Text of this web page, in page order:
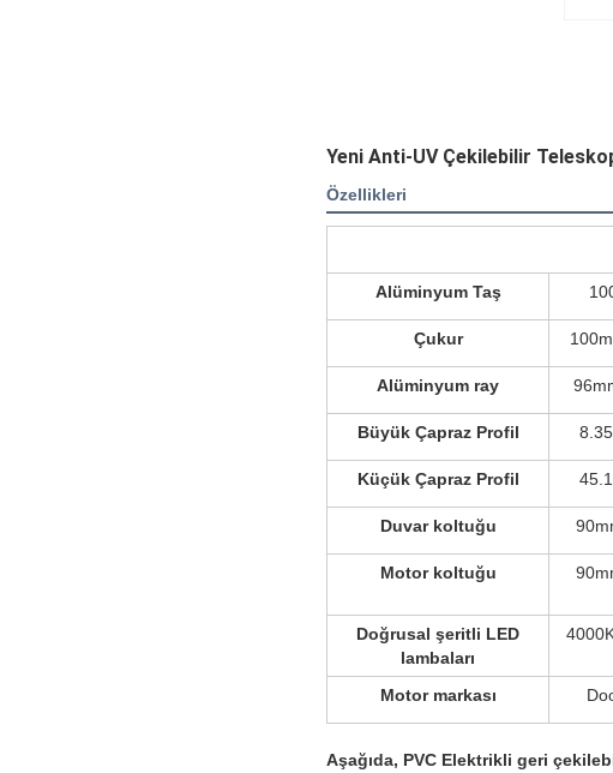
Yeni Anti-UV Çekilebilir
Özellikleri
Alüminyum Taş
Çukur
Alüminyum ray
Büyük Çapraz Profil
Küçük Çapraz Profil
Duvar koltuğu
Motor koltuğu
Doğrusal şeritli LED
lambaları
Motor markası
Aşağıda, PVC Elektrikli geri